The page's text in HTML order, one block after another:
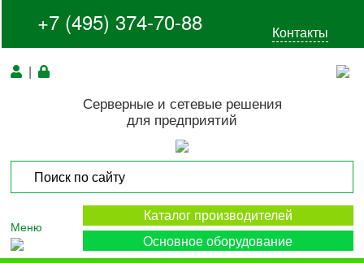
+7 (495) 374-70-88 Контакты
|
Серверные и сетевые решения
для предприятий
Меню
Каталог производителей
Основное оборудование